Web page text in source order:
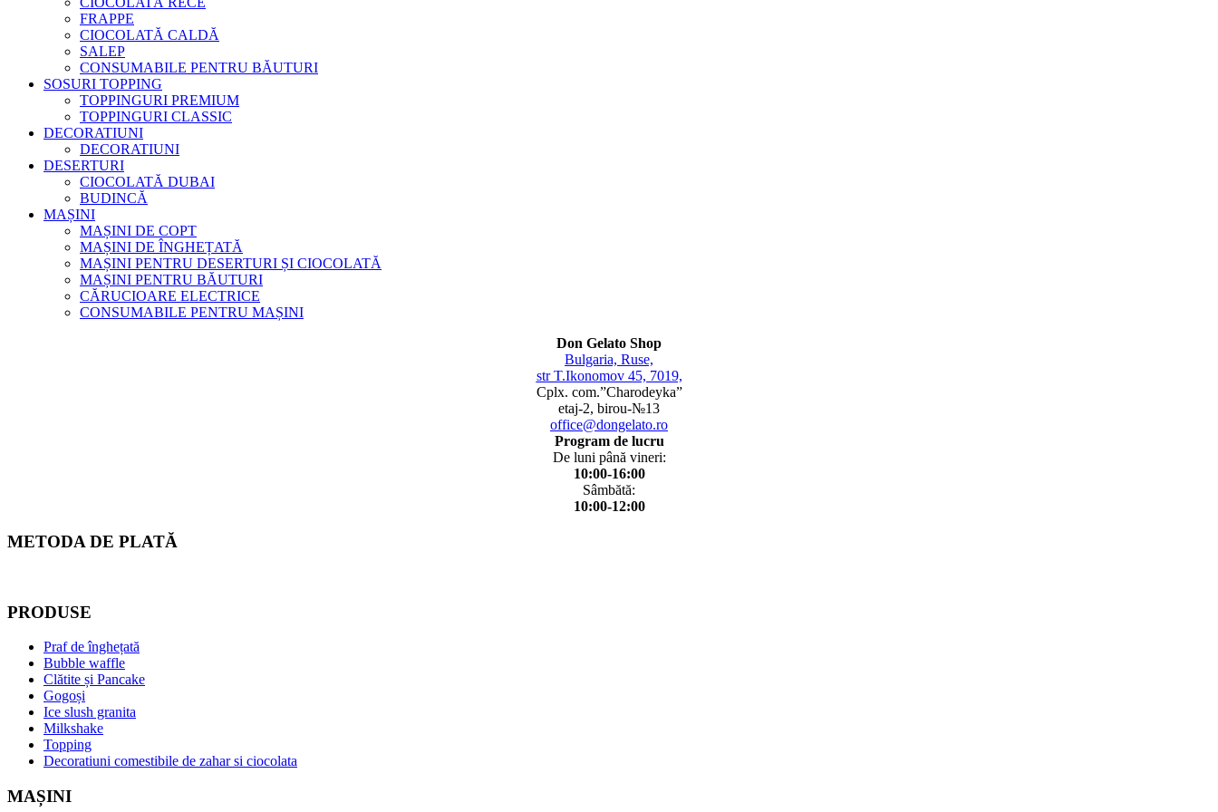
FRAPPE
CIOCOLATĂ CALDĂ
SALEP
CONSUMABILE PENTRU BĂUTURI
SOSURI TOPPING
TOPPINGURI PREMIUM
TOPPINGURI CLASSIC
DECORATIUNI
DECORATIUNI
DESERTURI
CIOCOLATĂ DUBAI
BUDINCĂ
MAȘINI
MAȘINI DE COPT
MAȘINI DE ÎNGHEȚATĂ
MAȘINI PENTRU DESERTURI ȘI CIOCOLATĂ
MAȘINI PENTRU BĂUTURI
CĂRUCIOARE ELECTRICE
CONSUMABILE PENTRU MAȘINI
Don Gelato Shop
Bulgaria, Ruse,
str T.Ikonomov 45, 7019,
Cplx. com.”Charodeyka”
etaj-2, birou-№13
office@dongelato.ro
Program de lucru
De luni până vineri:
10:00-16:00
Sâmbătă:
10:00-12:00
METODA DE PLATĂ
PRODUSE
Praf de înghețată
Bubble waffle
Clătite și Pancake
Gogoși
Ice slush granita
Milkshake
Topping
Decoratiuni comestibile de zahar si ciocolata
MAȘINI